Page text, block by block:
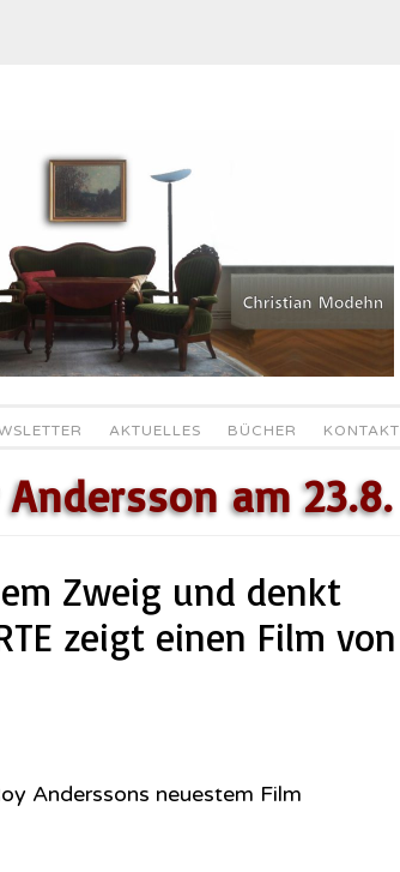
AKTUELLES BÜCHER KONTAKT
am 23.8.
Zweig und denkt
zeigt einen Film von
Anderssons neuestem Film